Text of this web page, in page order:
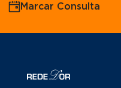
Marcar Consulta